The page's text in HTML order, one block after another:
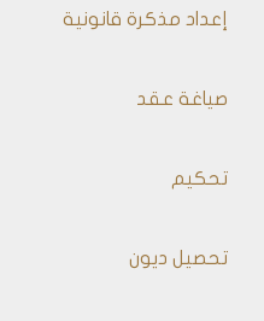
إعداد مذكرة قانونية
صياغة عقد
تحكيم
تحصيل ديون